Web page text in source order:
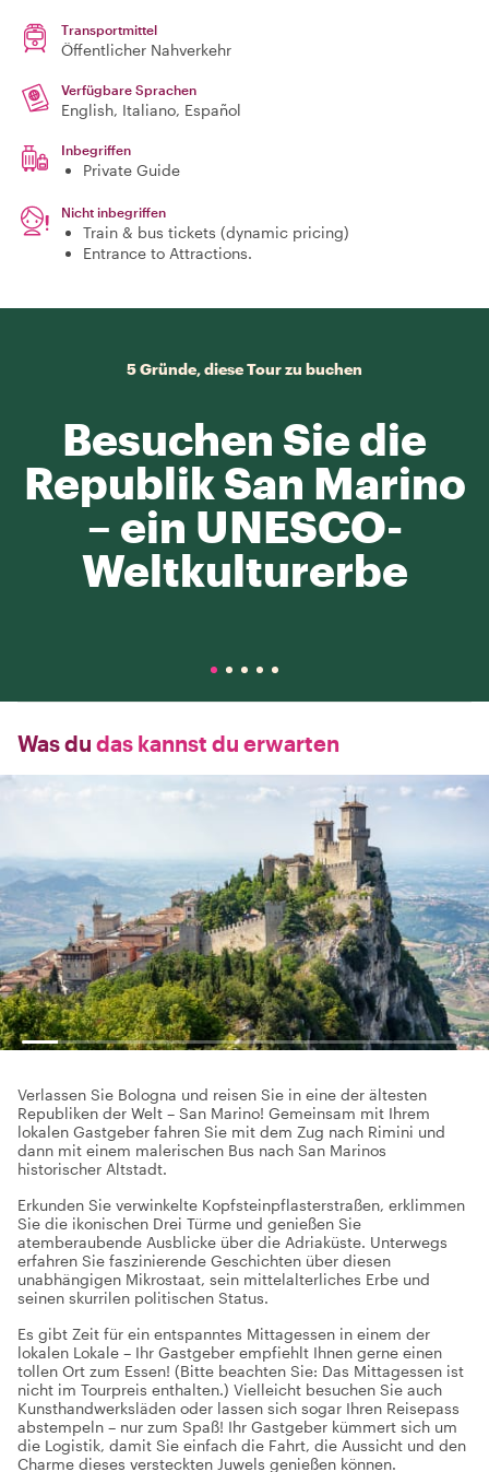
Transportmittel
Öffentlicher Nahverkehr
Verfügbare Sprachen
English, Italiano, Español
Inbegriffen
Private Guide
Nicht inbegriffen
Train & bus tickets (dynamic pricing)
Entrance to Attractions.
5 Gründe, diese Tour zu buchen
Besuchen Sie die
Republik San Marino
– ein UNESCO-
Weltkulturerbe
Was du das kannst du erwarten
Verlassen Sie Bologna und reisen Sie in eine der ältesten
Republiken der Welt – San Marino! Gemeinsam mit Ihrem
lokalen Gastgeber fahren Sie mit dem Zug nach Rimini und
dann mit einem malerischen Bus nach San Marinos
historischer Altstadt.
Erkunden Sie verwinkelte Kopfsteinpflasterstraßen, erklimmen
Sie die ikonischen Drei Türme und genießen Sie
atemberaubende Ausblicke über die Adriaküste. Unterwegs
erfahren Sie faszinierende Geschichten über diesen
unabhängigen Mikrostaat, sein mittelalterliches Erbe und
seinen skurrilen politischen Status.
Es gibt Zeit für ein entspanntes Mittagessen in einem der
lokalen Lokale – Ihr Gastgeber empfiehlt Ihnen gerne einen
tollen Ort zum Essen! (Bitte beachten Sie: Das Mittagessen ist
nicht im Tourpreis enthalten.) Vielleicht besuchen Sie auch
Kunsthandwerksläden oder lassen sich sogar Ihren Reisepass
abstempeln – nur zum Spaß! Ihr Gastgeber kümmert sich um
die Logistik, damit Sie einfach die Fahrt, die Aussicht und den
Charme dieses versteckten Juwels genießen können.